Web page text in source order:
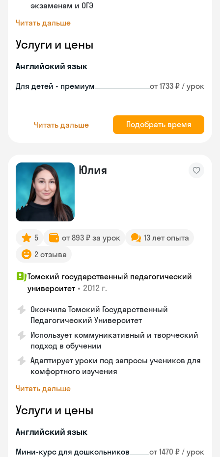
экзаменам и ОГЭ
Читать дальше
Услуги и цены
Английский язык
Для детей - премиум от 1733 ₽ / урок
Читать дальше Подобрать время
Юлия
5 от 893 ₽ за урок
13 лет опыта
2 отзыва
Томский государственный педагогический
университет • 2012 г.
Окончила Томский Государственный
Педагогический Университет
Использует коммуникативный и творческий
подход в обучении
Адаптирует уроки под запросы учеников для
комфортного изучения
Читать дальше
Услуги и цены
Английский язык
Мини-курс для дошкольников от 1470 ₽ / урок